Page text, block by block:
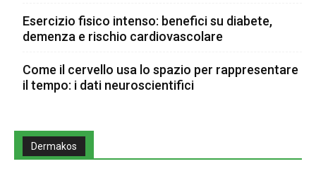
Esercizio fisico intenso: benefici su diabete,
demenza e rischio cardiovascolare
Come il cervello usa lo spazio per rappresentare
il tempo: i dati neuroscientifici
Dermakos